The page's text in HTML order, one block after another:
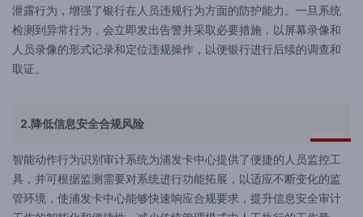
泄露行为，增强了银行在人员违规行为方面的防护能力。一旦系统
检测到异常行为，会立即发出告警并采取必要措施，以屏幕录像和
人员录像的形式记录和定位违规操作，以便银行进行后续的调查和
取证。
2.降低信息安全合规风险
智能动作行为识别审计系统为浦发卡中心提供了便捷的人员监控工
具，并可根据监测需要对系统进行功能拓展，以适应不断变化的监
管环境，使浦发卡中心能够快速响应合规要求，提升信息安全审计